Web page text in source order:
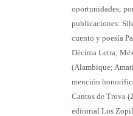
oportunidades;
publicaciones:
cuento y poesía
Décima Letra;
(Alambique;
mención
Cantos de Trova
editorial Los